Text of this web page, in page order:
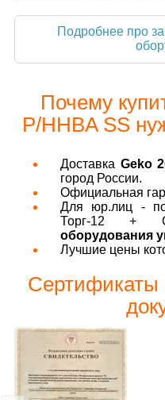
Подробнее про
Почему
P/HHBA SS
Доставка Geko
город России.
Официальная
Для юр.лиц -
Торг-12 +
оборудования
Лучшие цены
Сертификаты